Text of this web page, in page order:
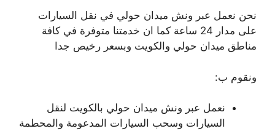
نحن نعمل عبر ونش ميدان حولي في نقل السيارات
على مدار 24 ساعة كما ان خدمتنا متوفرة في كافة
مناطق ميدان حولي والكويت وبسعر رخيص جدا
ونقوم ب:
نعمل عبر ونش ميدان حولي بالكويت لنقل
السيارات وسحب السيارات المدعومة والمحطمة